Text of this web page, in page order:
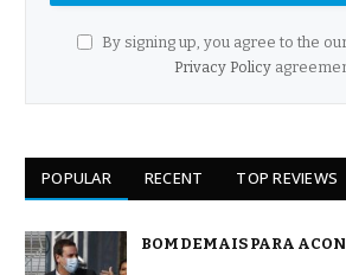
By signing up, you agree to the
Privacy Policy
POPULAR RECENT TOP REVIEWS
BOM DEMAIS PARA